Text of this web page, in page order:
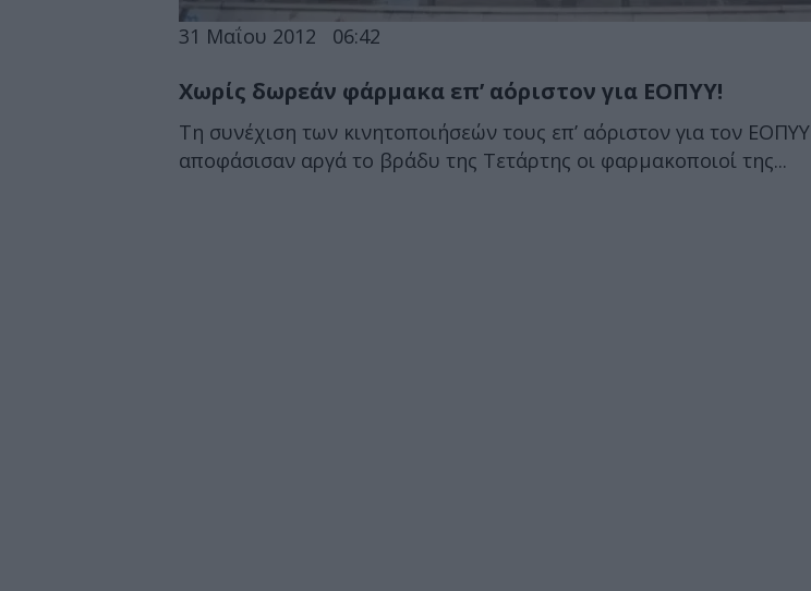
31 Μαΐου 2012 06:42
Χωρίς δωρεάν φάρμακα επ’ αόριστον για ΕΟΠΥΥ!
Τη συνέχιση των κινητοποιήσεών τους επ’ αόριστον για τον ΕΟΠΥΥ
αποφάσισαν αργά το βράδυ της Τετάρτης οι φαρμακοποιοί της...